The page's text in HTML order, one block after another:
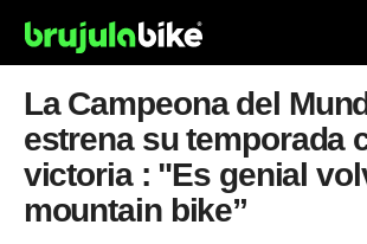
La Campeona del
estrena su temporada
victoria : "Es genial
mountain bike”